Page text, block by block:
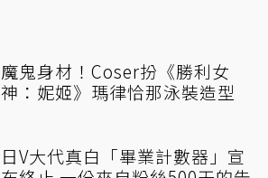
魔鬼身材！Coser扮《勝利女
神：妮姬》瑪律恰那泳裝造型
日V大代真白「畢業計數器」宣